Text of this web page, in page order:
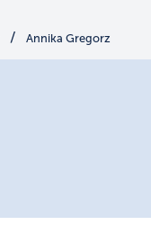
Annika Gregorz